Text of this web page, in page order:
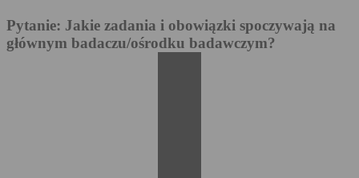
Pytanie: Jakie zadania i obowiązki spoczywają na
głównym badaczu/ośrodku badawczym?